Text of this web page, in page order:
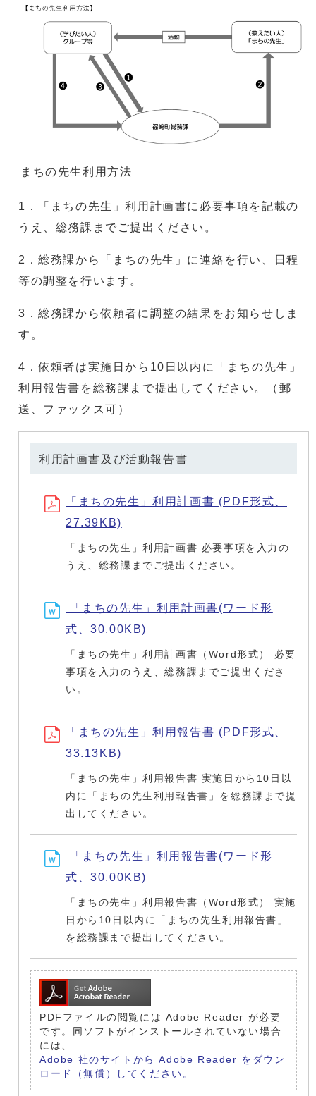
まちの先生利用方法
1．「まちの先生」利用計画書に必要事項を記載の
うえ、総務課までご提出ください。
2．総務課から「まちの先生」に連絡を行い、日程
等の調整を行います。
3．総務課から依頼者に調整の結果をお知らせしま
す。
4．依頼者は実施日から10日以内に「まちの先生」
利用報告書を総務課まで提出してください。（郵
送、ファックス可）
利用計画書及び活動報告書
「まちの先生」利用計画書 (PDF形式、
27.39KB)
「まちの先生」利用計画書 必要事項を入力の
うえ、総務課までご提出ください。
「まちの先生」利用計画書(ワード形
式、30.00KB)
「まちの先生」利用計画書（Word形式） 必要
事項を入力のうえ、総務課までご提出くださ
い。
「まちの先生」利用報告書 (PDF形式、
33.13KB)
「まちの先生」利用報告書 実施日から10日以
内に「まちの先生利用報告書」を総務課まで提
出してください。
「まちの先生」利用報告書(ワード形
式、30.00KB)
「まちの先生」利用報告書（Word形式） 実施
日から10日以内に「まちの先生利用報告書」
を総務課まで提出してください。
PDFファイルの閲覧には Adobe Reader が必要
です。同ソフトがインストールされていない場合
には、
Adobe 社のサイトから Adobe Reader をダウン
ロード（無償）してください。